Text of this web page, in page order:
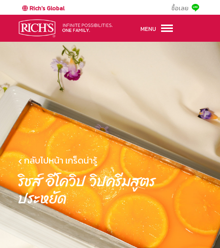
Rich's Global ซื้อเลย
MENU
กลับไปหน้า เกร็ดน่ารู้
ริชส์ อีโควิป วิปครีมสูตร
ประหยัด